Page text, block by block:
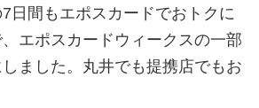
日間もエポスカードでおトクに
エポスカードウィークスの一部
ました。丸井でも提携店でもお